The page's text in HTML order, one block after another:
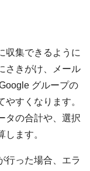
収集できるように
さきがけ、メール
グループの
すくなります。
タの合計や、選択
ます。
行った場合、エラ